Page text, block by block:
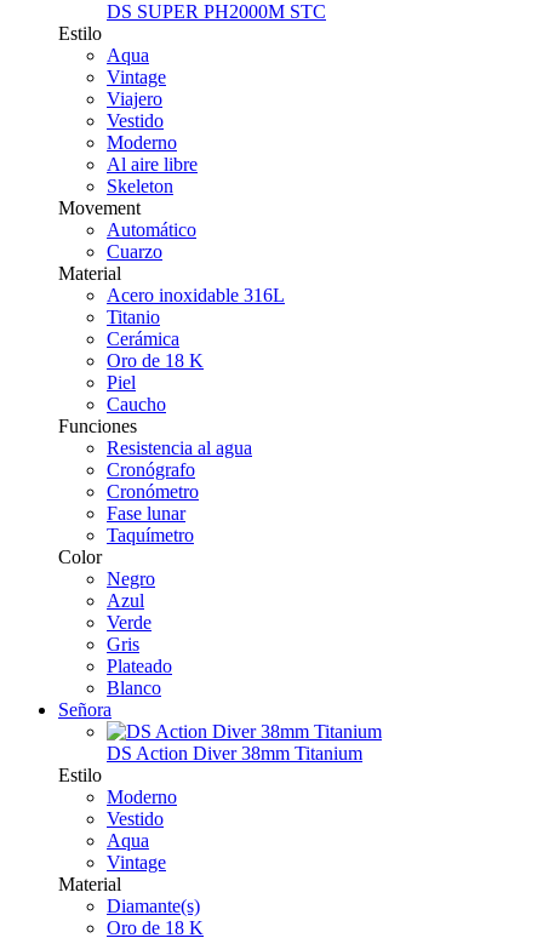
DS SUPER PH2000M STC
Estilo
Aqua
Vintage
Viajero
Vestido
Moderno
Al aire libre
Skeleton
Movement
Automático
Cuarzo
Material
Acero inoxidable 316L
Titanio
Cerámica
Oro de 18 K
Piel
Caucho
Funciones
Resistencia al agua
Cronógrafo
Cronómetro
Fase lunar
Taquímetro
Color
Negro
Azul
Verde
Gris
Plateado
Blanco
Señora
DS Action Diver 38mm Titanium
Estilo
Moderno
Vestido
Aqua
Vintage
Material
Diamante(s)
Oro de 18 K